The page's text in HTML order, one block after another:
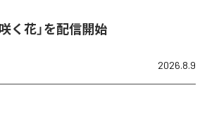
く花」を配信開始
2026.8.9